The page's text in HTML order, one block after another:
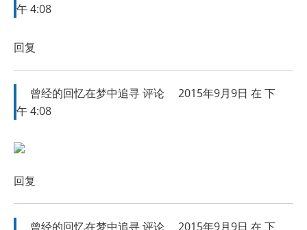
午 4:08
回复
曾经的回忆在梦中追寻评论
2015年9月9日 在 下
午 4:08
回复
曾经的回忆在梦中追寻评论
2015年9月9日 在 下